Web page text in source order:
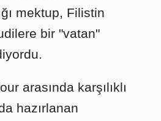
mektup, Filistin
bir "vatan"
arasında karşılıklı
hazırlanan